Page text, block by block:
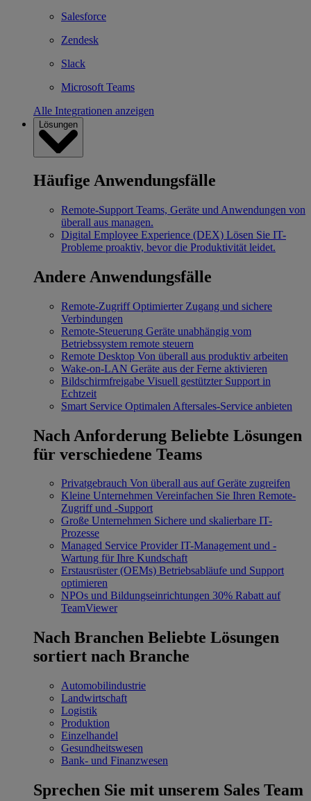
Salesforce
Zendesk
Slack
Microsoft Teams
Alle Integrationen anzeigen
Lösungen
Häufige Anwendungsfälle
Remote-Support Teams, Geräte und Anwendungen von
überall aus managen.
Digital Employee Experience (DEX) Lösen Sie IT-
Probleme proaktiv, bevor die Produktivität leidet.
Andere Anwendungsfälle
Remote-Zugriff Optimierter Zugang und sichere
Verbindungen
Remote-Steuerung Geräte unabhängig vom
Betriebssystem remote steuern
Remote Desktop Von überall aus produktiv arbeiten
Wake-on-LAN Geräte aus der Ferne aktivieren
Bildschirmfreigabe Visuell gestützter Support in
Echtzeit
Smart Service Optimalen Aftersales-Service anbieten
Nach Anforderung Beliebte Lösungen
für verschiedene Teams
Privatgebrauch Von überall aus auf Geräte zugreifen
Kleine Unternehmen Vereinfachen Sie Ihren Remote-
Zugriff und -Support
Große Unternehmen Sichere und skalierbare IT-
Prozesse
Managed Service Provider IT-Management und -
Wartung für Ihre Kundschaft
Erstausrüster (OEMs) Betriebsabläufe und Support
optimieren
NPOs und Bildungseinrichtungen 30% Rabatt auf
TeamViewer
Nach Branchen Beliebte Lösungen
sortiert nach Branche
Automobilindustrie
Landwirtschaft
Logistik
Produktion
Einzelhandel
Gesundheitswesen
Bank- und Finanzwesen
Sprechen Sie mit unserem Sales Team